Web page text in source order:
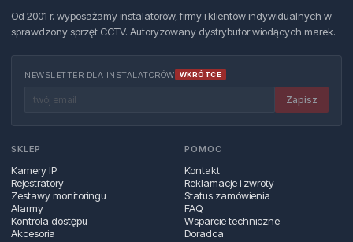
Od 2001 r. wyposażamy instalatorów, firmy i klientów indywidualnych w
sprawdzony sprzęt CCTV. Autoryzowany dystrybutor wiodących marek.
NEWSLETTER DLA INSTALATORÓW WKRÓTCE
Zapisz
SKLEP
Kamery IP
Rejestratory
Zestawy monitoringu
Alarmy
Kontrola dostępu
Akcesoria
POMOC
Kontakt
Reklamacje i zwroty
Status zamówienia
FAQ
Wsparcie techniczne
Doradca